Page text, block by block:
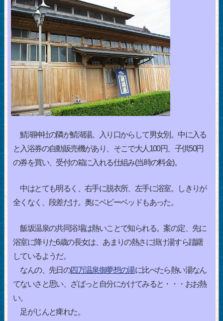
鯖湖神社の隣が鯖湖湯。入り口からして男女別。中に入る
と入浴券の自動販売機があり、そこで大人100円、子供50円
の券を買い、受付の箱に入れる仕組み(当時の料金)。
中はとても明るく、右手に脱衣所、左手に浴室。しきりが
全くなく、段差だけ。奥にベビーベッドもあった。
飯坂温泉の共同浴場は熱いことで知られる。案の定、先に
浴室に降りた6歳の長女は、あまりの熱さに掛け湯すら躊躇
しているようだ。
なんの、先日の四万温泉御夢想の湯に比べたら熱い湯なん
てないさと思い、ざばっと自分にかけてみると・・・おお熱
い。
足がじんと痺れた。